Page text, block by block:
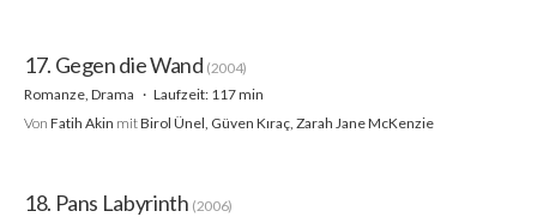
17. Gegen die Wand (2004)
Romanze, Drama
Laufzeit: 117 min
Von Fatih Akin mitBirol Ünel, Güven Kıraç, Zarah Jane McKenzie
18. Pans Labyrinth (2006)